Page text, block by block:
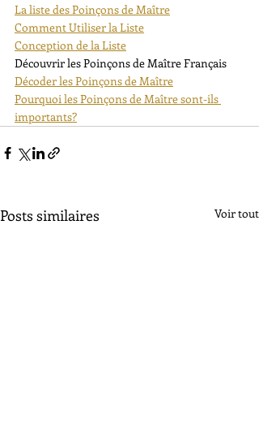
La liste des Poinçons de Maître
Comment Utiliser la Liste
Conception de la Liste
Découvrir les Poinçons de Maître Français
Décoder les Poinçons de Maître
Pourquoi les Poinçons de Maître sont-ils
importants?
Posts similaires Voir tout